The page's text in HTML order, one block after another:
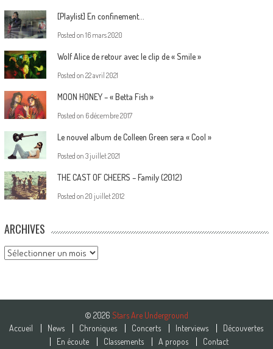
[Playlist] En confinement…
Posted on 16 mars 2020
Wolf Alice de retour avec le clip de « Smile »
Posted on 22 avril 2021
MOON HONEY – « Betta Fish »
Posted on 6 décembre 2017
Le nouvel album de Colleen Green sera « Cool »
Posted on 3 juillet 2021
THE CAST OF CHEERS – Family (2012)
Posted on 20 juillet 2012
ARCHIVES
Archives
© 2026 Stars Are Underground
Accueil
News Chroniques Concerts Interviews
Découvertes
En écoute
Classements A propos Contact